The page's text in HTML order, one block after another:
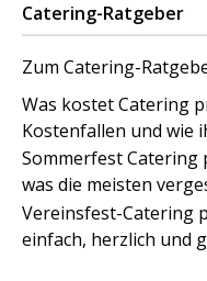
Catering-Ratgeber
Zum Catering-
Was kostet Catering
Kostenfallen und wie
Sommerfest Catering
was die meisten
Vereinsfest-Catering
einfach, herzlich und